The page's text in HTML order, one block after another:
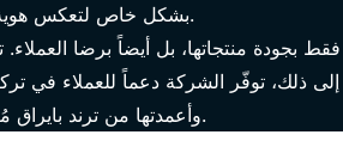
بشكل خاص لتعكس هوية المؤسسات. وتتميز هذه النماذج بجمالها وتلبي توقعات المستخدمين بشكل كبير.
فقط بجودة منتجاتها، بل أيضاً برضا
إلى ذلك، توفّر الشركة دعماً للعملاء في
وأعمدتها من ترند بايراق مُصممة لتعكس مكانة المؤسسات ورسميتها، مما يُشكّل ميزة كبيرة للمستخدمين.